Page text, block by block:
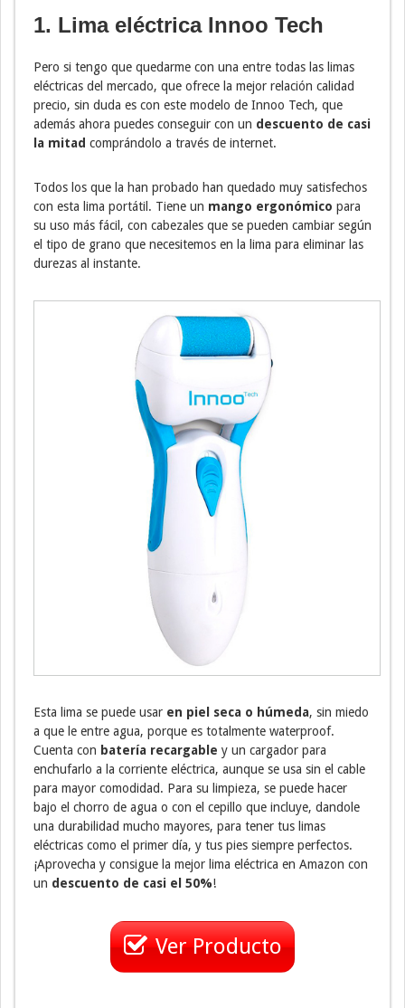
1. Lima eléctrica Innoo Tech
Pero si tengo que quedarme con una entre todas las limas
eléctricas del mercado, que ofrece la mejor relación calidad
precio, sin duda es con este modelo de Innoo Tech, que
además ahora puedes conseguir con un descuento de casi
la mitad comprándolo a través de internet.
Todos los que la han probado han quedado muy satisfechos
con esta lima portátil. Tiene un mango ergonómico para
su uso más fácil, con cabezales que se pueden cambiar según
el tipo de grano que necesitemos en la lima para eliminar las
durezas al instante.
Esta lima se puede usar en piel seca o húmeda, sin miedo
a que le entre agua, porque es totalmente waterproof.
Cuenta con batería recargable y un cargador para
enchufarlo a la corriente eléctrica, aunque se usa sin el cable
para mayor comodidad. Para su limpieza, se puede hacer
bajo el chorro de agua o con el cepillo que incluye, dandole
una durabilidad mucho mayores, para tener tus limas
eléctricas como el primer día, y tus pies siempre perfectos.
¡Aprovecha y consigue la mejor lima eléctrica en Amazon con
un descuento de casi el 50%!
Ver Producto